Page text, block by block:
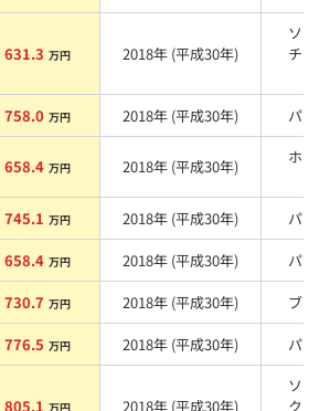
631.3 万円 2018年 (平成30年)
ソニ
チタ
758.0 万円 2018年 (平成30年) パール
658.4 万円 2018年 (平成30年)
ホワ
745.1 万円 2018年 (平成30年)
パール
658.4 万円 2018年 (平成30年)
パール
730.7 万円 2018年 (平成30年)
ブルー
776.5 万円 2018年 (平成30年) パール
805.1 万円 2018年 (平成30年)
ソニ
クォ